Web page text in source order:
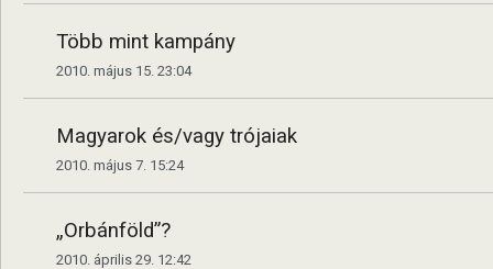
Több mint kampány
2010. május 15. 23:04
Magyarok és/vagy trójaiak
2010. május 7. 15:24
„Orbánföld”?
2010. április 29. 12:42